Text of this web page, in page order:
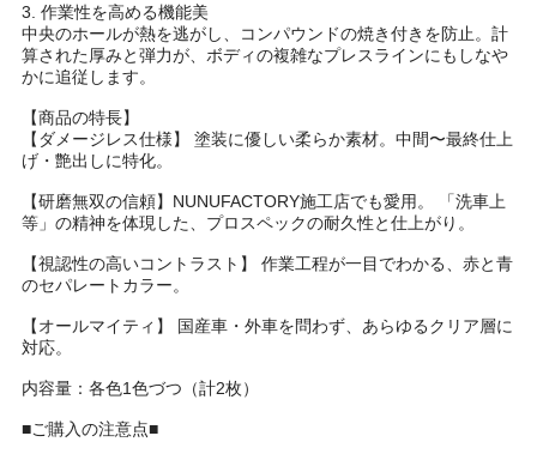
3. 作業性を高める機能美
中央のホールが熱を逃がし、コンパウンドの焼き付きを防止。計
算された厚みと弾力が、ボディの複雑なプレスラインにもしなや
かに追従します。
【商品の特長】
【ダメージレス仕様】 塗装に優しい柔らか素材。中間〜最終仕上
げ・艶出しに特化。
【研磨無双の信頼】NUNUFACTORY施工店でも愛用。 「洗車上
等」の精神を体現した、プロスペックの耐久性と仕上がり。
【視認性の高いコントラスト】 作業工程が一目でわかる、赤と青
のセパレートカラー。
【オールマイティ】 国産車・外車を問わず、あらゆるクリア層に
対応。
内容量：各色1色づつ（計2枚）
■ご購入の注意点■